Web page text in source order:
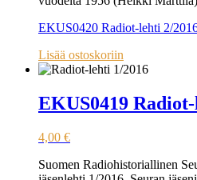
EKUS0420 Radiot-lehti 2/
Lisää ostoskoriin
EKUS0419
4,00 €
Suomen Radiohistoriallinen